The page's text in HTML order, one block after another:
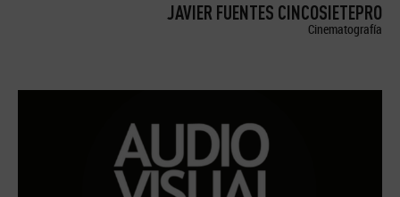
JAVIER FUENTES CINCOSIETEPRO
Cinematografía